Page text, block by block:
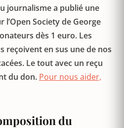
journalisme a publié une
Society de George
dès 1 euro. Les
reçoivent en sus une de nos
Le tout avec un reçu
du don. Pour nous aider,
du